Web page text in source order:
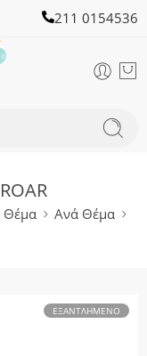
211 0154536
Θέμα
Ανά Θέμα
ΕΞΑΝΤΛΗΜΈΝΟ